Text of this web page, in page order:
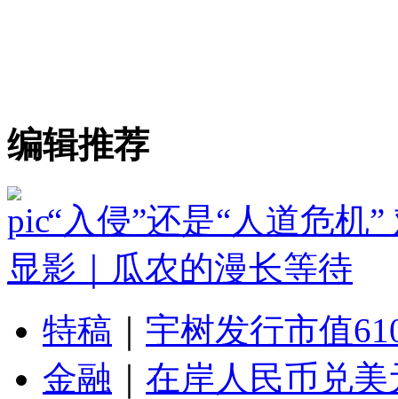
编辑推荐
“入侵”还是“人道危机
显影｜瓜农的漫长等待
特稿
宇树发行市值
金融
在岸人民币兑